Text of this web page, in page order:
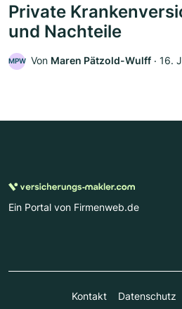
Private
und Nachteile
MPW Von Maren Pätzold-Wulff ‧ 16.
Ein Portal von Firmenweb.de
Kontakt Datenschutz